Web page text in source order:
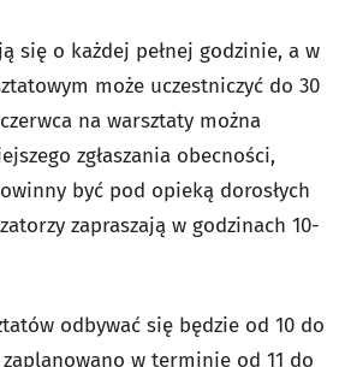
się o każdej pełnej godzinie, a w
może uczestniczyć do 30
na warsztaty można
zgłaszania obecności,
być pod opieką dorosłych
zapraszają w godzinach 10-
odbywać się będzie od 10 do
w terminie od 11 do